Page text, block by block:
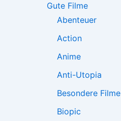
a
Gute Filme
Abenteuer
Action
Anime
Anti-Utopia
Besondere Filme
Biopic